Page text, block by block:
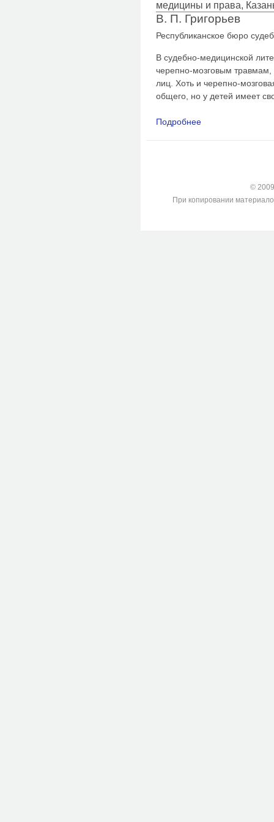
медицины и права,
В. П. Григорьев
Республиканское бюро
В судебно-медицинской
черепно-мозговым травмам,
лиц. Хоть и черепно-
общего, но у детей имеет
Подробнее
©
При копировании